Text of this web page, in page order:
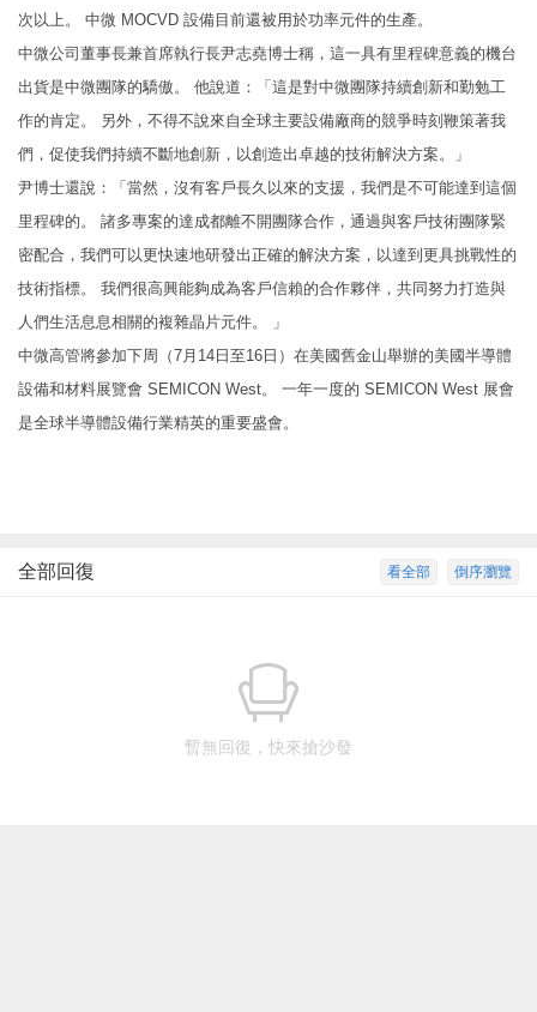
次以上。 中微 MOCVD 設備目前還被用於功率元件的生產。
中微公司董事長兼首席執行長尹志堯博士稱，這一具有里程碑意義的機台
出貨是中微團隊的驕傲。 他說道：「這是對中微團隊持續創新和勤勉工
作的肯定。 另外，不得不說來自全球主要設備廠商的競爭時刻鞭策著我
們，促使我們持續不斷地創新，以創造出卓越的技術解決方案。」
尹博士還說：「當然，沒有客戶長久以來的支援，我們是不可能達到這個
里程碑的。 諸多專案的達成都離不開團隊合作，通過與客戶技術團隊緊
密配合，我們可以更快速地研發出正確的解決方案，以達到更具挑戰性的
技術指標。 我們很高興能夠成為客戶信賴的合作夥伴，共同努力打造與
人們生活息息相關的複雜晶片元件。 」
中微高管將參加下周（7月14日至16日）在美國舊金山舉辦的美國半導體
設備和材料展覽會 SEMICON West。 一年一度的 SEMICON West 展會
是全球半導體設備行業精英的重要盛會。
倒序瀏覽
看全部
全部回復
暫無回復，快來搶沙發